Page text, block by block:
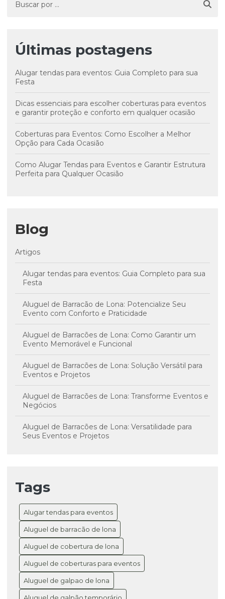
Últimas postagens
Alugar tendas para eventos: Guia Completo para sua
Festa
Dicas essenciais para escolher coberturas para eventos
e garantir proteção e conforto em qualquer ocasião
Coberturas para Eventos: Como Escolher a Melhor
Opção para Cada Ocasião
Como Alugar Tendas para Eventos e Garantir Estrutura
Perfeita para Qualquer Ocasião
Blog
Artigos
Alugar tendas para eventos: Guia Completo para sua
Festa
Aluguel de Barracão de Lona: Potencialize Seu
Evento com Conforto e Praticidade
Aluguel de Barracões de Lona: Como Garantir um
Evento Memorável e Funcional
Aluguel de Barracões de Lona: Solução Versátil para
Eventos e Projetos
Aluguel de Barracões de Lona: Transforme Eventos e
Negócios
Aluguel de Barracões de Lona: Versatilidade para
Seus Eventos e Projetos
Aluguel de Coberturas de Lona: Transforme Seus
Eventos em Sucesso
Aluguel de Galpão com Cobertura de Lona: Guia
Completo para Negócios
Aluguel de Galpão de Lona: Solução Prática para
Eventos e Negócios de Sucesso
Aluguel de Galpão Temporário: Transforme Seu
Negócio
Tags
Alugar tendas para eventos
Aluguel de barracão de lona
Aluguel de cobertura de lona
Aluguel de coberturas para eventos
Aluguel de galpao de lona